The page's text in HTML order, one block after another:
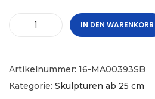
IN DEN WARENKORB
Artikelnummer: 16-MA00393SB
Kategorie: Skulpturen ab 25 cm